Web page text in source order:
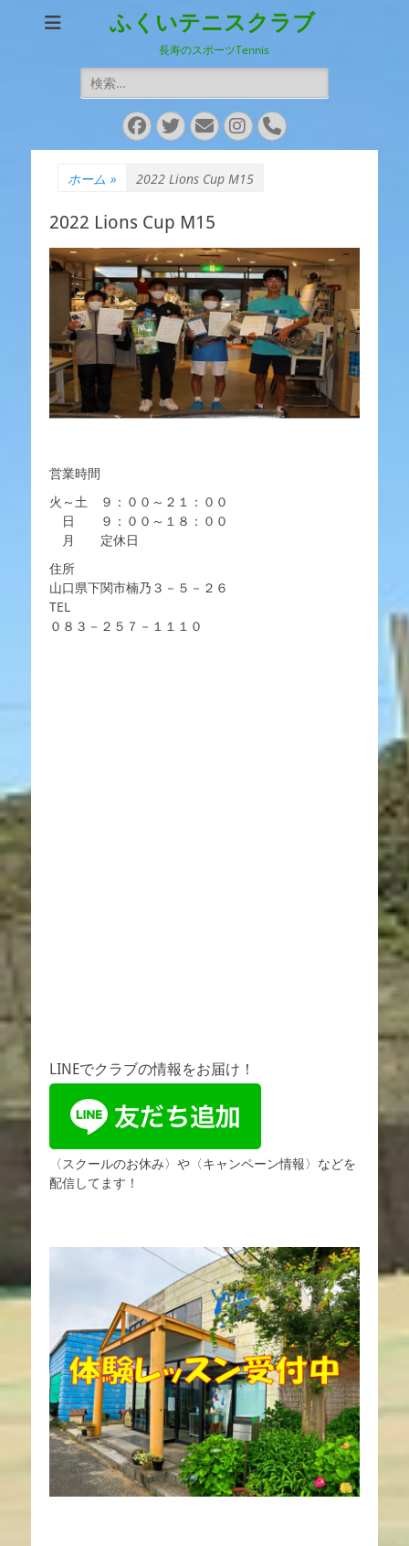
ふくいテニスクラブ
長寿のスポーツTennis
検
索:
Facebook
Twitter
メ
ー
Instagram
電
話
ホーム » 2022 Lions Cup M15
2022 Lions Cup M15
営業時間
火～土 ９：００～２１：００
日 ９：００～１８：００
月 定休日
住所
山口県下関市楠乃３－５－２６
TEL
０８３－２５７－１１１０
LINEでクラブの情報をお届け！
〈スクールのお休み〉や〈キャンペーン情報〉などを
配信してます！